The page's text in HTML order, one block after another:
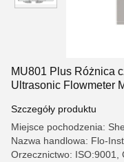
MU801 Plus Różnica
Ultrasonic Flowmeter
Szczegóły produktu
Miejsce pochodzenia:
Nazwa handlowa: Flo-
Orzecznictwo: ISO:9001,